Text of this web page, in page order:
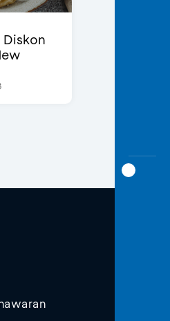
Diskon